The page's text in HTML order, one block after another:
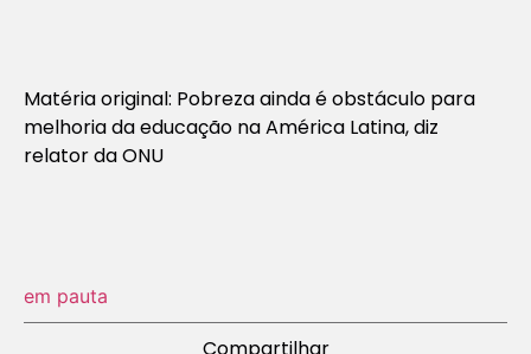
Matéria original: Pobreza ainda é obstáculo para
melhoria da educação na América Latina, diz
relator da ONU
em pauta
Compartilhar